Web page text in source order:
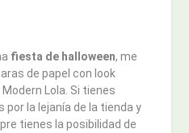
fiesta de halloween, me
de papel con look
Lola. Si tienes
la lejanía de la tienda y
tienes la posibilidad de